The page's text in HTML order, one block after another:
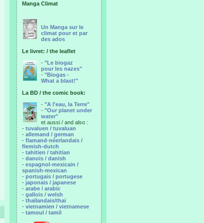
Manga Climat
Un Manga sur le
climat pour et par
des ados
Le livret: / the leaflet
- "Le biogaz
pour les nazes"
- "Biogas -
What a blast!"
La BD / the comic book:
- "A l'eau, la Terre"
- "Our planet under
water"
et aussi / and also :
- tuvaluen / tuvaluan
- allemand / german
- flamand-néerlandais /
flemish-dutch
- tahitien / tahitian
- danois / danish
- espagnol-mexicain /
spanish-mexican
- portugais / portugese
- japonais / japanese
- arabe / arabic
- gallois / welsh
- thaïlandais/thaï
- vietnamien / vietnamese
- tamoul / tamil